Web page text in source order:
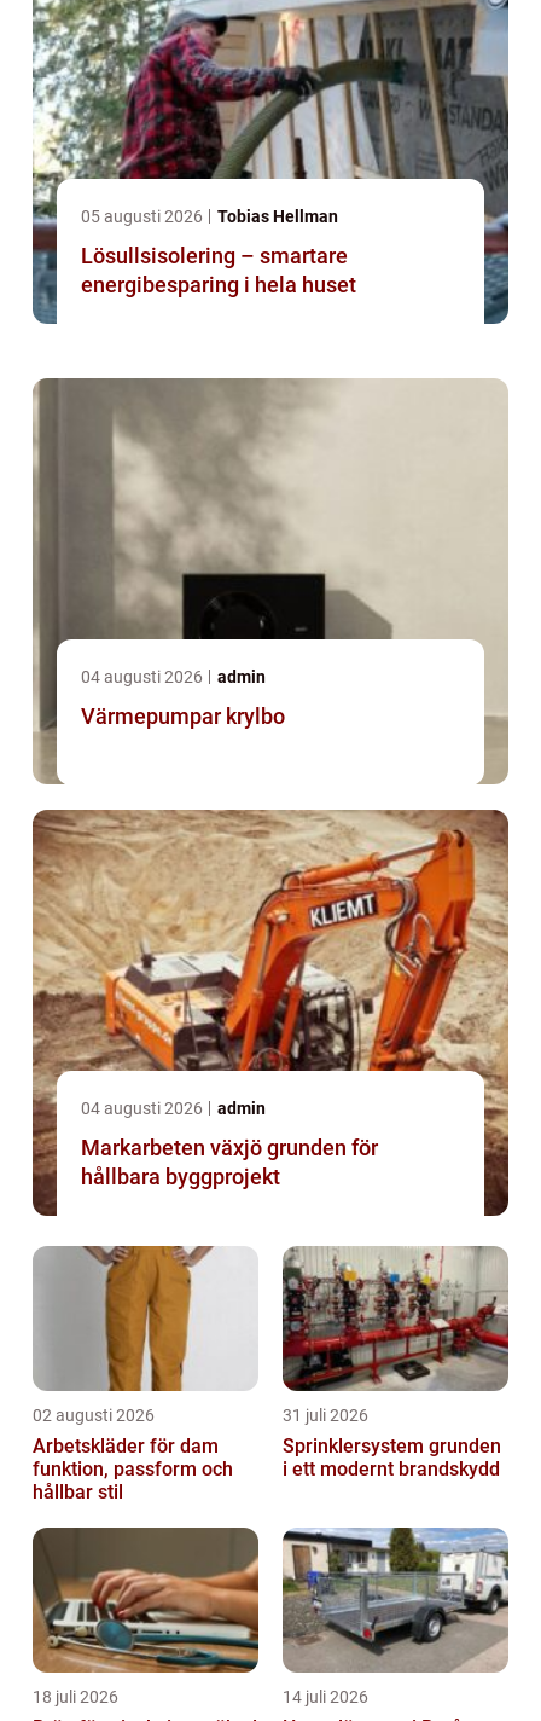
05 augusti 2026 Tobias Hellman
Lösullsisolering – smartare
energibesparing i hela huset
04 augusti 2026 admin
Värmepumpar krylbo
04 augusti 2026 admin
Markarbeten växjö grunden för
hållbara byggprojekt
02 augusti 2026
Arbetskläder för dam
funktion, passform och
hållbar stil
31 juli 2026
Sprinklersystem grunden
i ett modernt brandskydd
18 juli 2026 14 juli 2026